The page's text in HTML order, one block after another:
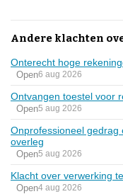
Andere klachten
Onterecht hoge
Open6 aug 2026
Ontvangen toestel voor
Open5 aug 2026
Onprofessioneel gedrag
overleg
Open5 aug 2026
Klacht over verwerking
Open4 aug 2026